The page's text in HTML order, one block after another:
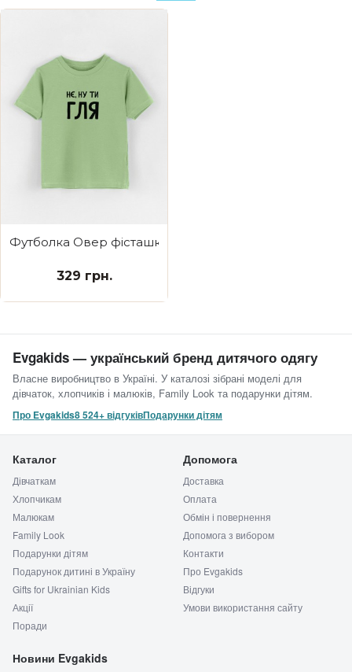
Футболка Овер фісташка Нє ну ти гля
329 грн.
Evgakids — український бренд дитячого одягу
Власне виробництво в Україні. У каталозі зібрані моделі для
дівчаток, хлопчиків і малюків, Family Look та подарунки дітям.
Про Evgakids8 524+ відгуківПодарунки дітям
Каталог
Дівчаткам
Хлопчикам
Малюкам
Family Look
Подарунки дітям
Подарунок дитині в Україну
Gifts for Ukrainian Kids
Акції
Поради
Допомога
Доставка
Оплата
Обмін і повернення
Допомога з вибором
Контакти
Про Evgakids
Відгуки
Умови використання сайту
Новини Evgakids